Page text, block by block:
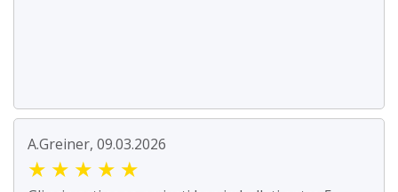
A.Greiner, 09.03.2026
★ ★ ★ ★ ★